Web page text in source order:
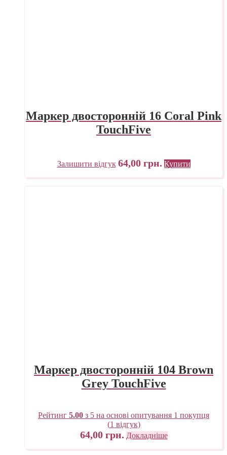
Маркер двосторонній 16 Coral Pink
TouchFive
Залишити відгук 64,00 грн. Купити
Маркер двосторонній 104 Brown
Grey TouchFive
Рейтинг 5.00 з 5 на основі опитування 1 покупця
(1 відгук)
64,00 грн. Докладніше